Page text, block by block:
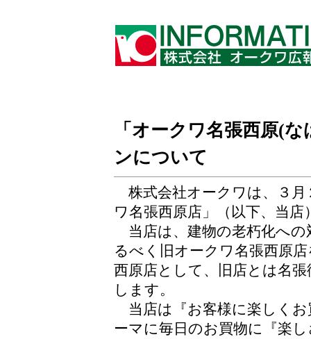
「オークワ名張西原(
ンについて
株式会社オークワは、３月
ワ名張西原店」（以下、当
当店は、建物の老朽化への
るべく旧オークワ名張西原
西原店として、旧店とは名
します。
当店は『お客様に楽しく
ーマに毎日のお買物に『楽